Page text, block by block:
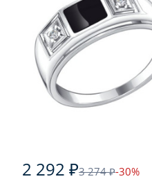
2 292 ₽3 274 ₽-30%